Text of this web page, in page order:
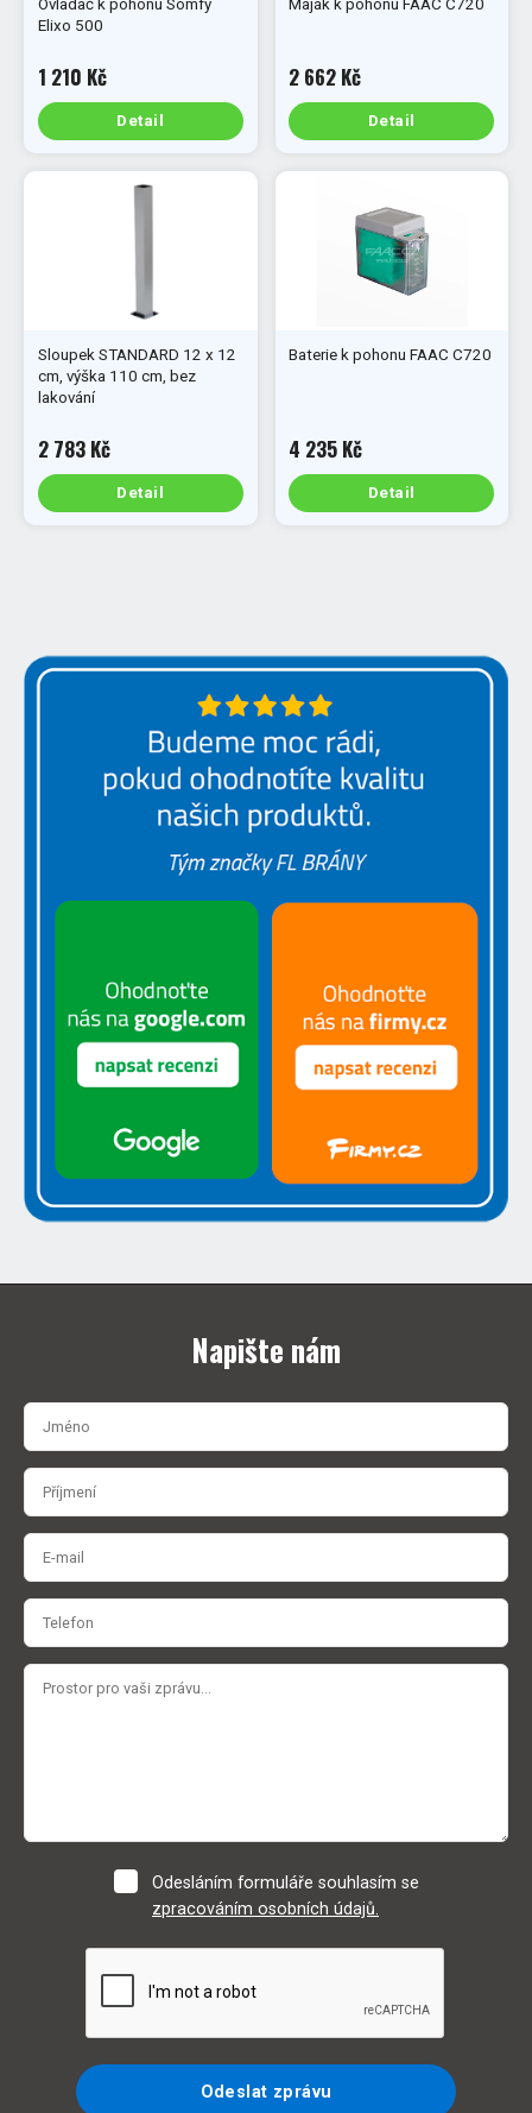
Ovladač k pohonu Somfy
Elixo 500
1 210 Kč
Detail
Maják k pohonu FAAC C720
2 662 Kč
Detail
Sloupek STANDARD 12 x 12
cm, výška 110 cm, bez
lakování
2 783 Kč
Detail
Baterie k pohonu FAAC C720
4 235 Kč
Detail
Napište nám
Odesláním formuláře souhlasím se
zpracováním osobních údajů.
Odeslat zprávu